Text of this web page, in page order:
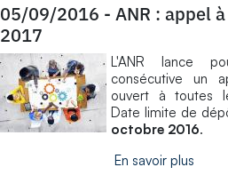
05/09/2016 - ANR : appel
2017
L'ANR lance
consécutive un
ouvert à toutes
Date limite de
octobre 2016.
En savoir plus